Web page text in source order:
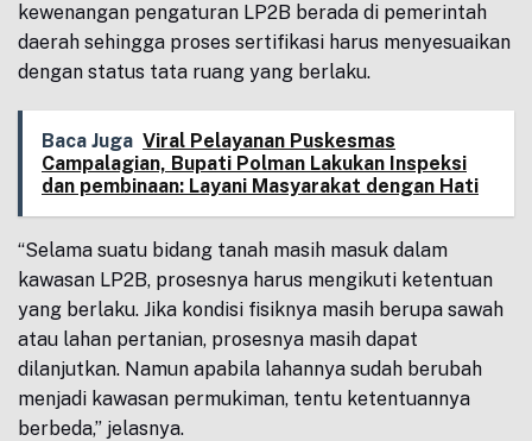
kewenangan pengaturan LP2B berada di pemerintah
daerah sehingga proses sertifikasi harus menyesuaikan
dengan status tata ruang yang berlaku.
Baca Juga Viral Pelayanan Puskesmas
Campalagian, Bupati Polman Lakukan Inspeksi
dan pembinaan: Layani Masyarakat dengan Hati
“Selama suatu bidang tanah masih masuk dalam
kawasan LP2B, prosesnya harus mengikuti ketentuan
yang berlaku. Jika kondisi fisiknya masih berupa sawah
atau lahan pertanian, prosesnya masih dapat
dilanjutkan. Namun apabila lahannya sudah berubah
menjadi kawasan permukiman, tentu ketentuannya
berbeda,” jelasnya.